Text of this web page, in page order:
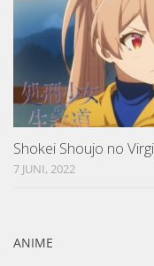
Shokei Shoujo no
7 JUNI, 2022
ANIME